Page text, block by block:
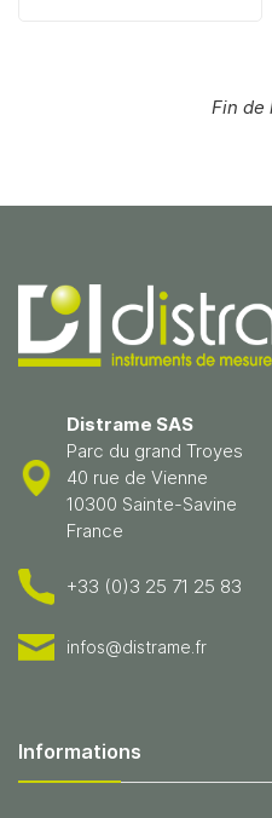
Fin de
Distrame SAS
Parc du grand Troyes
40 rue de Vienne
10300 Sainte-Savine
France
+33 (0)3 25 71 25 83
infos@distrame.fr
Informations